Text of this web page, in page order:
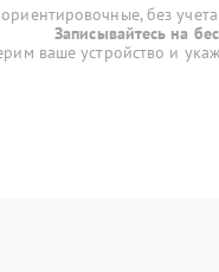
без учета
Записывайтесь на
ваше устройство и